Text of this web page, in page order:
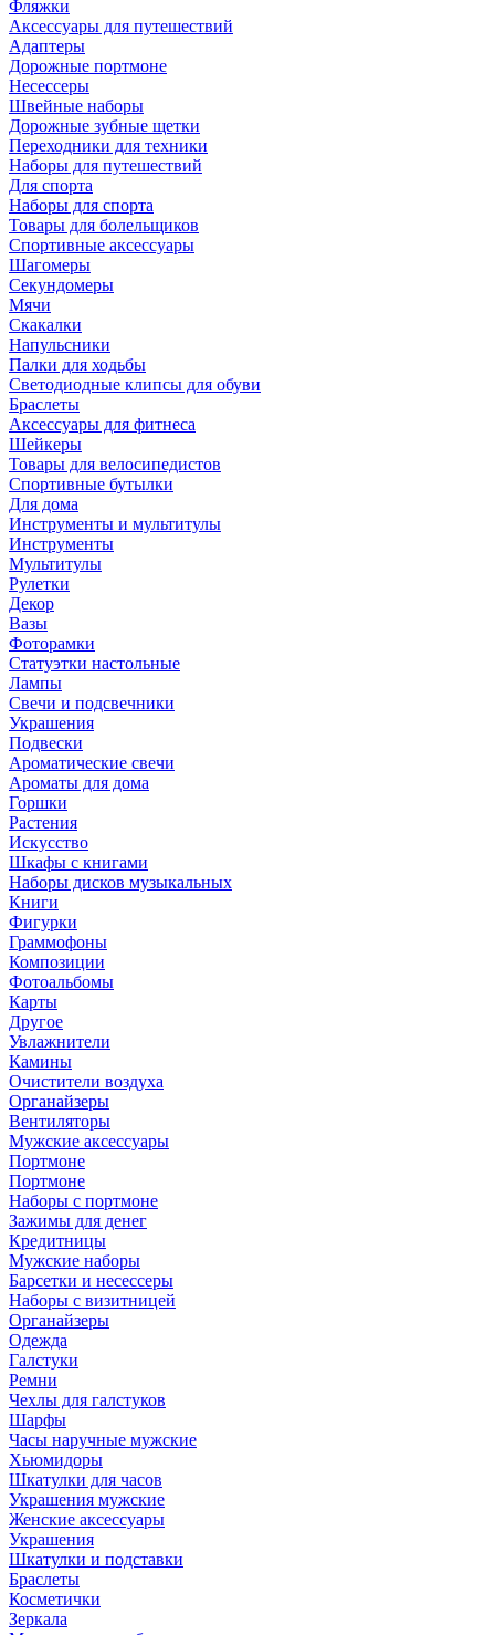
Фляжки
Аксессуары для путешествий
Адаптеры
Дорожные портмоне
Несессеры
Швейные наборы
Дорожные зубные щетки
Переходники для техники
Наборы для путешествий
Для спорта
Наборы для спорта
Товары для болельщиков
Спортивные аксессуары
Шагомеры
Секундомеры
Мячи
Скакалки
Напульсники
Палки для ходьбы
Светодиодные клипсы для обуви
Браслеты
Аксессуары для фитнеса
Шейкеры
Товары для велосипедистов
Спортивные бутылки
Для дома
Инструменты и мультитулы
Инструменты
Мультитулы
Рулетки
Декор
Вазы
Фоторамки
Статуэтки настольные
Лампы
Свечи и подсвечники
Украшения
Подвески
Ароматические свечи
Ароматы для дома
Горшки
Растения
Искусство
Шкафы с книгами
Наборы дисков музыкальных
Книги
Фигурки
Граммофоны
Композиции
Фотоальбомы
Карты
Другое
Увлажнители
Камины
Очистители воздуха
Органайзеры
Вентиляторы
Мужские аксессуары
Портмоне
Портмоне
Наборы с портмоне
Зажимы для денег
Кредитницы
Мужские наборы
Барсетки и несессеры
Наборы с визитницей
Органайзеры
Одежда
Галстуки
Ремни
Чехлы для галстуков
Шарфы
Часы наручные мужские
Хьюмидоры
Шкатулки для часов
Украшения мужские
Женские аксессуары
Украшения
Шкатулки и подставки
Браслеты
Косметички
Зеркала